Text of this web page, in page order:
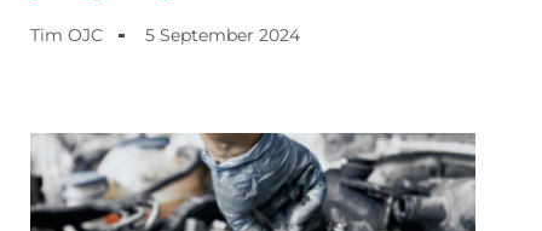
Tim OJC 5 September 2024